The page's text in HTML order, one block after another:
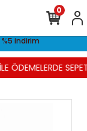
indirim
ÖDEMELERDE
0